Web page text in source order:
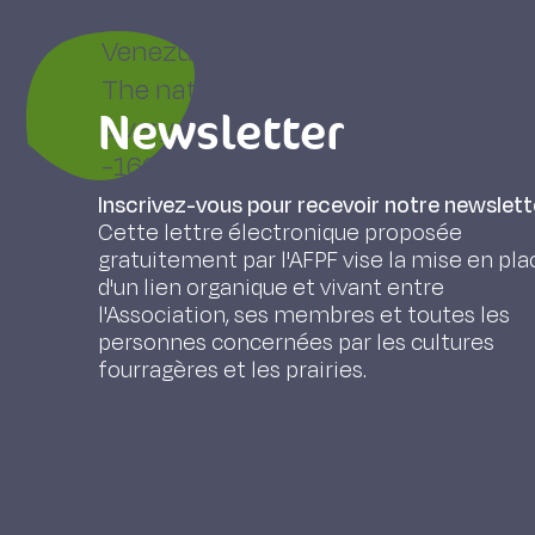
Venezuela).
The native rangelands, which
a very low productivity (LWG: 150
-160 to -250 in dry season).
However native rangelands can
management to regenerate the
and fodder banks of introduced
LWG. In addition, animal
of hectares, after the
Brazil and Venezuela), by using
Africa (genera Panicum and
Newsletter
Inscrivez-vous pour recevoir notre
Cette lettre électronique proposée
gratuitement par l'AFPF vise la mise en
d'un lien organique et vivant entre
l'Association, ses membres et toutes les
personnes concernées par les cultures
fourragères et les prairies.